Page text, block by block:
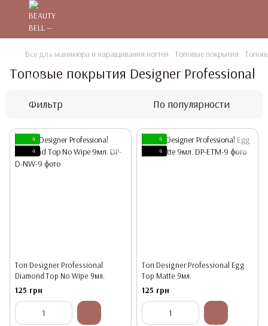
Все для маникюра и наращивания ногтей Топовые покрытия
Топовые покрытия Designer Professional
Фильтр По популярности
4
4
Топ Designer Professional
Diamond Top No Wipe 9мл.
125 грн
4
4
Топ Designer Professional Egg
Top Matte 9мл.
125 грн